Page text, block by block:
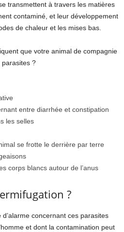
transmettent à travers les matières
contaminé, et leur développement
de chaleur et les mises bas.
que votre animal de compagnie
parasites ?
entre diarrhée et constipation
les selles
se frotte le derrière par terre
corps blancs autour de l’anus
?
concernant ces parasites
et dont la contamination peut